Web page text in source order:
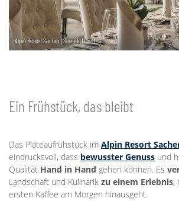
Alpin Resort Sacher | Seefeld (Tirol)
Ein Frühstück, das bleibt
Das Plateaufrühstück im Alpin Resort
eindrucksvoll, dass bewusster Genuss und
Qualität Hand in Hand gehen können. Es
Landschaft und Kulinarik zu einem Erlebnis,
ersten Kaffee am Morgen hinausgeht.